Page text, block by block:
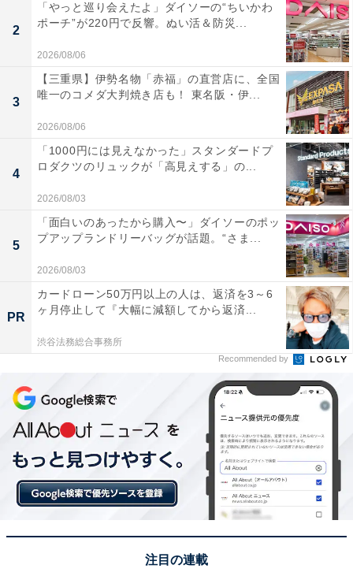
2
「やっと巡り会えたよ」ダイソーの“ちいかわ
ポーチ”が220円で反響。ぬい活＆防災...
2026/08/06
3
【三重県】伊勢名物「赤福」の直営店に、全国
唯一のコメダ大判焼き店も！ 東名阪・伊...
2026/08/06
4
「1000円には見えなかった」スタンダードプ
ロダクツのリュックが「高見えする」の...
2026/08/03
5
「面白いのあったから購入〜」ダイソーのポッ
プアップランドリーバッグが話題。“さま...
2026/08/03
PR
カードローン50万円以上の人は、返済を3～6
ヶ月停止して『大幅に減額してから返済...
渋谷法務総合事務所
Recommended by
注目の連載